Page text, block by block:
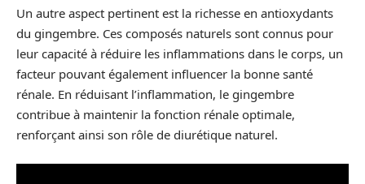
Un autre aspect pertinent est la richesse en antioxydants
du gingembre. Ces composés naturels sont connus pour
leur capacité à réduire les inflammations dans le corps, un
facteur pouvant également influencer la bonne santé
rénale. En réduisant l’inflammation, le gingembre
contribue à maintenir la fonction rénale optimale,
renforçant ainsi son rôle de diurétique naturel.